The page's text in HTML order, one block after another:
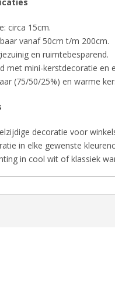
circa 15cm.
vanaf 50cm t/m 200cm.
en ruimtebesparend.
met mini-kerstdecoratie en
(75/50/25%) en warme
decoratie voor
in elke gewenste
in cool wit of klassiek